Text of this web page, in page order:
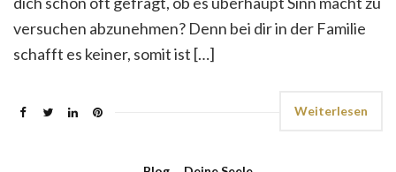
versuchen abzunehmen? Denn bei dir in der Familie
schafft es keiner, somit ist […]
Weiterlesen